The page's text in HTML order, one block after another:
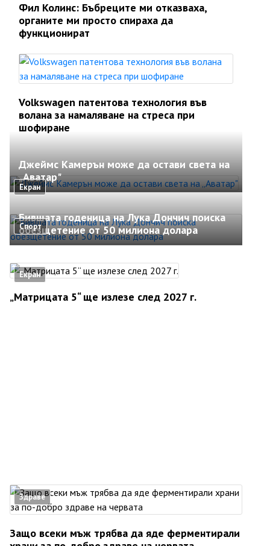
Фил Колинс: Бъбреците ми отказваха,
органите ми просто спираха да
функционират
Volkswagen патентова технология във
волана за намаляване на стреса при
шофиране
Екран
Джеймс Камерън може да остави света на
„Аватар"
Спорт
Бившата годеница на Лука Дончич поиска
обезщетение от 50 милиона долара
Екран
„Матрицата 5“ ще излезе след 2027 г.
Здраве
Защо всеки мъж трябва да яде ферментирали